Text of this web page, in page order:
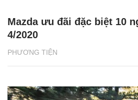
PHƯƠNG TIỆN
Mazda ưu đãi đặc biệt 10
4/2020